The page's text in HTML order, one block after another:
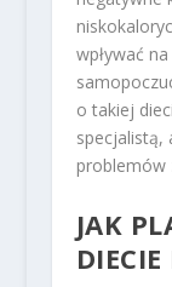
wpływać
o takiej
specjalistą,
problemów
JAK